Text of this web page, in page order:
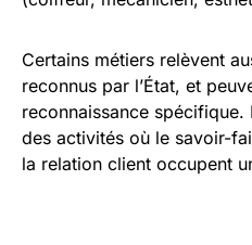
Certains métiers relèvent
reconnus par l’État, et
reconnaissance
des activités où le savoir-
la relation client occupent